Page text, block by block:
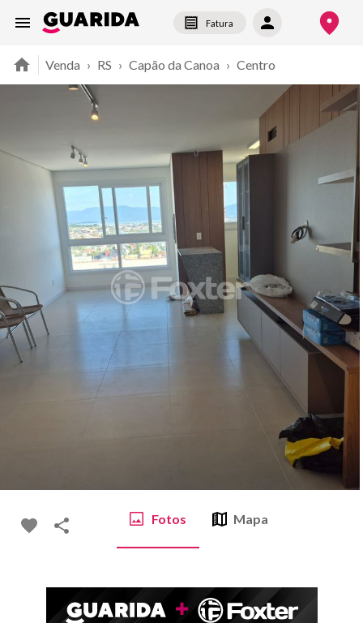
Fatura
Venda › RS › Capão da Canoa › Centro
Fotos Mapa